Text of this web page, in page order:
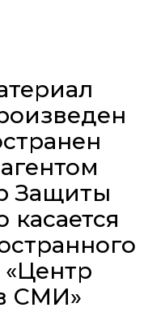
Защиты
СМИ»